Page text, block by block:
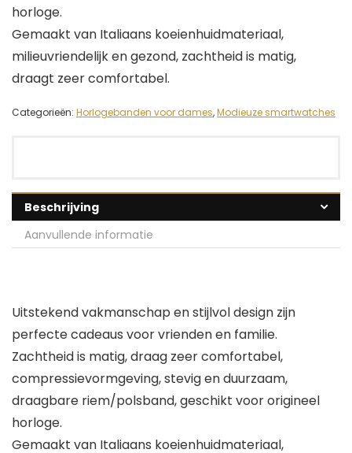
horloge.
Gemaakt van Italiaans koeienhuidmateriaal,
milieuvriendelijk en gezond, zachtheid is matig,
draagt ​​zeer comfortabel.
Categorieën: Horlogebanden voor dames,Modieuze smartwatches
Beschrijving
Aanvullende informatie
Uitstekend vakmanschap en stijlvol design zijn
perfecte cadeaus voor vrienden en familie.
Zachtheid is matig, draag zeer comfortabel,
compressievormgeving, stevig en duurzaam,
draagbare riem/polsband, geschikt voor origineel
horloge.
Gemaakt van Italiaans koeienhuidmateriaal,